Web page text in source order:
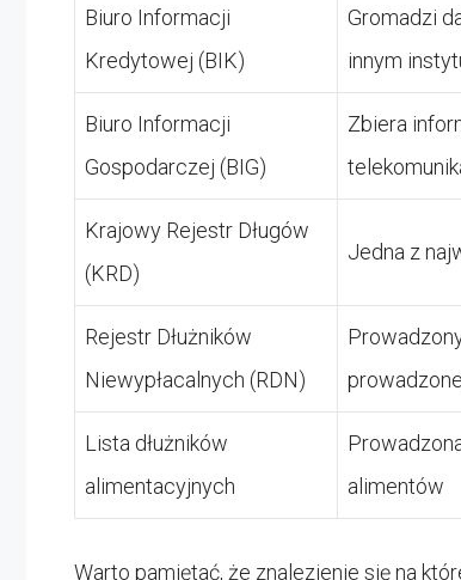
Biuro Informacji
Kredytowej (BIK)
Gromadzi
innym
Biuro Informacji
Gospodarczej (BIG)
Zbiera
Krajowy Rejestr Długów
(KRD)
Jedna z
Rejestr Dłużników
Niewypłacalnych (RDN)
Lista dłużników
alimentacyjnych
alimentów
Warto pamiętać, że znalezienie się na